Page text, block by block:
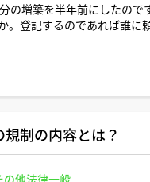
の増築を半年前にしたので
登記するのであれば誰に
制の内容とは？